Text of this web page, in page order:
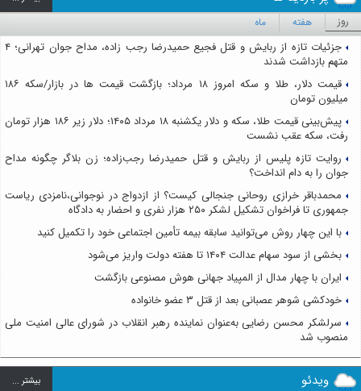
روز هفته ماه
جزئیات تازه از ربایش و قتل فجیع حمیدرضا رجب زاده، مداح جوان تهرانی؛ ۴
متهم بازداشت شدند
قیمت دلار، طلا و سکه امروز ۱۸ مرداد؛ بازگشت قیمت ها در بازار/سکه ۱۸۶
میلیون تومان
پیش‌بینی قیمت طلا، سکه و دلار یکشنبه ۱۸ مرداد ۱۴۰۵؛ دلار زیر ۱۸۶ هزار تومان
رفت، سکه عقب نشست
روایت تازه پلیس از ربایش و قتل حمیدرضا رجب‌زاده؛ زن بلاگر چگونه مداح
جوان را به دام انداخت؟
محمدباقر خرازی روحانی جنجالی کیست؟ از ازدواج در نوجوانی،نامزدی ریاست
جمهوری تا فراخوان تشکیل لشکر ۲۵۰ هزار نفری و احضار به دادگاه
با این چهار روش می‌توانید سابقه بیمه تأمین اجتماعی خود را تکمیل کنید
بخشی از سود سهام عدالت ۱۴۰۴ تا هفته دولت واریز می‌شود
ایران با چهار مدال از المپیاد جهانی هوش مصنوعی بازگشت
خودکشی شوهر عصبانی بعد از قتل ۳ عضو خانواده
سرلشکر محسن رضایی به‌عنوان نماینده رهبر انقلاب در شورای عالی امنیت ملی
منصوب شد
ویدئو بيشتر ...